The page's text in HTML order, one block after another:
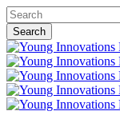
Skip
to
main
content
Search
Close
Search